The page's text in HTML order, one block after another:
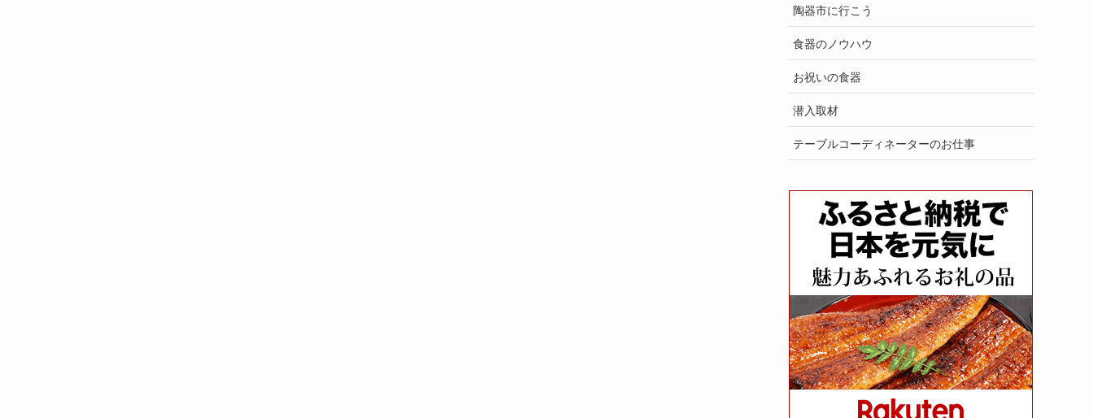
陶器市に行こう
食器のノウハウ
お祝いの食器
潜入取材
テーブルコーディネーターのお仕事